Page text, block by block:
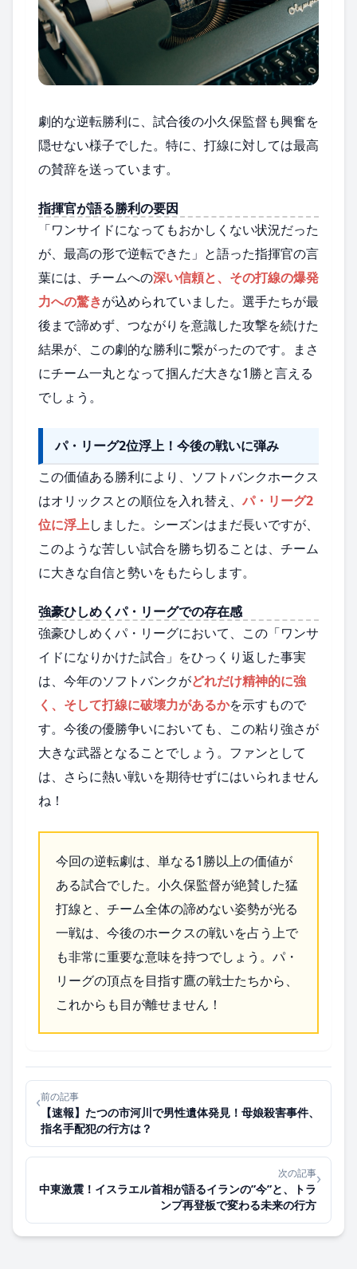
劇的な逆転勝利に、試合後の小久保監督も興奮を
隠せない様子でした。特に、打線に対しては最高
の賛辞を送っています。
指揮官が語る勝利の要因
「ワンサイドになってもおかしくない状況だった
が、最高の形で逆転できた」と語った指揮官の言
葉には、チームへの深い信頼と、その打線の爆発
力への驚きが込められていました。選手たちが最
後まで諦めず、つながりを意識した攻撃を続けた
結果が、この劇的な勝利に繋がったのです。まさ
にチーム一丸となって掴んだ大きな1勝と言える
でしょう。
パ・リーグ2位浮上！今後の戦いに弾み
この価値ある勝利により、ソフトバンクホークス
はオリックスとの順位を入れ替え、 パ・リーグ2
位に浮上しました。シーズンはまだ長いですが、
このような苦しい試合を勝ち切ることは、チーム
に大きな自信と勢いをもたらします。
強豪ひしめくパ・リーグでの存在感
強豪ひしめくパ・リーグにおいて、この「ワンサ
イドになりかけた試合」をひっくり返した事実
は、今年のソフトバンクがどれだけ精神的に強
く、そして打線に破壊力があるかを示すもので
す。今後の優勝争いにおいても、この粘り強さが
大きな武器となることでしょう。ファンとして
は、さらに熱い戦いを期待せずにはいられません
ね！
今回の逆転劇は、単なる1勝以上の価値が
ある試合でした。小久保監督が絶賛した猛
打線と、チーム全体の諦めない姿勢が光る
一戦は、今後のホークスの戦いを占う上で
も非常に重要な意味を持つでしょう。パ・
リーグの頂点を目指す鷹の戦士たちから、
これからも目が離せません！
‹前の記事
【速報】たつの市河川で男性遺体発見！母娘殺害事件、
指名手配犯の行方は？
次の記事
中東激震！イスラエル首相が語るイランの”今”と、トラ
ンプ再登板で変わる未来の行方
›